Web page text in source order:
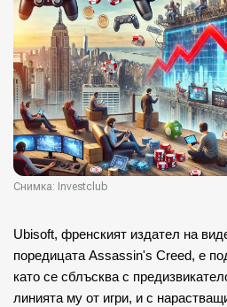
Снимка: Investclub
Ubisoft, френският издател на
поредицата Assassin's Creed, е
като се сблъсква с
линията му от игри, и с